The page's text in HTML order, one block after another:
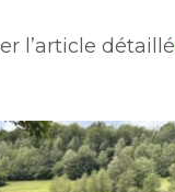
l’article détaillé